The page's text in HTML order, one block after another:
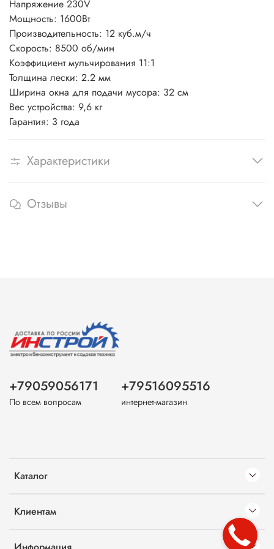
составляет всего 9кг.
Напряжение 230V
Мощность: 1600Вт
Производительность: 12 куб.м/ч
Скорость: 8500 об/мин
Коэффициент мульчирования 11:1
Толщина лески: 2.2 мм
Ширина окна для подачи мусора: 32 см
Вес устройства: 9,6 кг
Гарантия: 3 года
Характеристики
Отзывы
Каталог
Клиентам
+79059056171
По всем вопросам
+79516095516
интернет-магазин